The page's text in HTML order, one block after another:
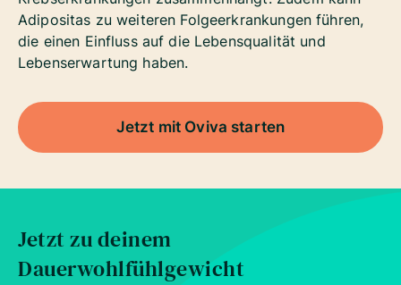
Adipositas zu weiteren Folgeerkrankungen führen,
die einen Einfluss auf die Lebensqualität und
Lebenserwartung haben.
Jetzt mit Oviva starten
Jetzt zu deinem
Dauerwohlfühlgewicht